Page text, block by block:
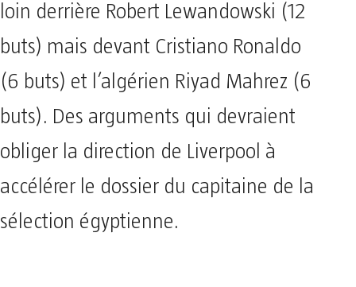
loin derrière Robert Lewandowski (12
buts) mais devant Cristiano Ronaldo
(6 buts) et l’algérien Riyad Mahrez (6
buts). Des arguments qui devraient
obliger la direction de Liverpool à
accélérer le dossier du capitaine de la
sélection égyptienne.